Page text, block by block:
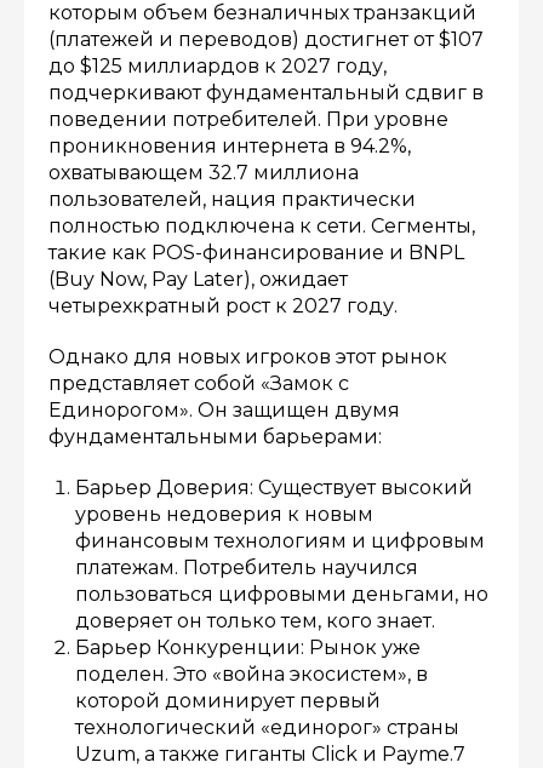
которым объем безналичных транзакций
(платежей и переводов) достигнет от $107
до $125 миллиардов к 2027 году,
подчеркивают фундаментальный сдвиг в
поведении потребителей. При уровне
проникновения интернета в 94.2%,
охватывающем 32.7 миллиона
пользователей, нация практически
полностью подключена к сети. Сегменты,
такие как POS-финансирование и BNPL
(Buy Now, Pay Later), ожидает
четырехкратный рост к 2027 году.
Однако для новых игроков этот рынок
представляет собой «Замок с
Единорогом». Он защищен двумя
фундаментальными барьерами:
Барьер Доверия: Существует высокий
уровень недоверия к новым
финансовым технологиям и цифровым
платежам. Потребитель научился
пользоваться цифровыми деньгами, но
доверяет он только тем, кого знает.
Барьер Конкуренции: Рынок уже
поделен. Это «война экосистем», в
которой доминирует первый
технологический «единорог» страны
Uzum, а также гиганты Click и Payme.7